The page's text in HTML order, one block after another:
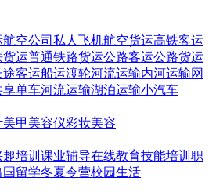
航空公司 私人飞机航空货运高铁客运
货运普通铁路货运公路客运公路货运
途客运船运渡轮河流运输内河运输网
享单车河流运输湖泊运输小汽车
美甲 美容仪彩妆美容
趣培训 课业辅导在线教育技能培训 职
国留学冬夏令营校园生活